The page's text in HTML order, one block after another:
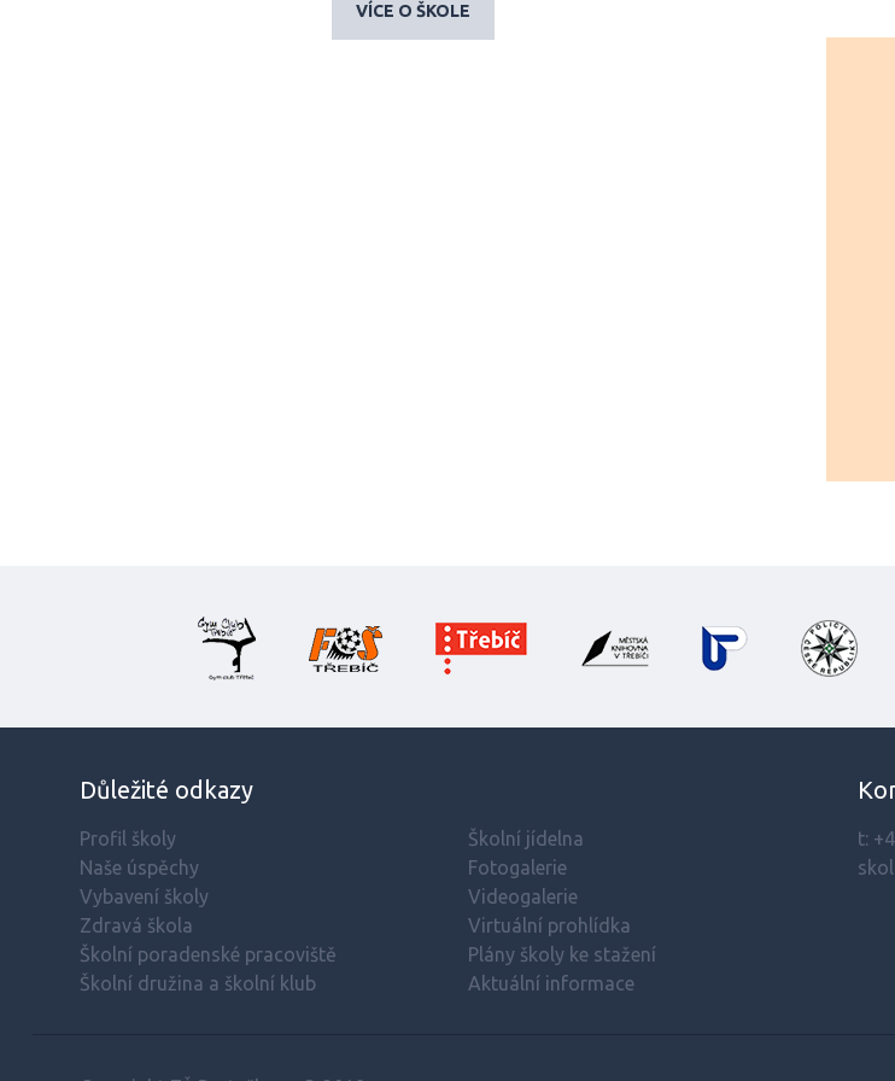
VÍCE O ŠKOLE
Důležité odkazy
Profil školy
Naše úspěchy
Vybavení školy
Zdravá škola
Školní poradenské pracoviště
Školní družina a školní klub
Školní jídelna
Fotogalerie
Videogalerie
Virtuální prohlídka
Plány školy ke stažení
Aktuální informace
t: